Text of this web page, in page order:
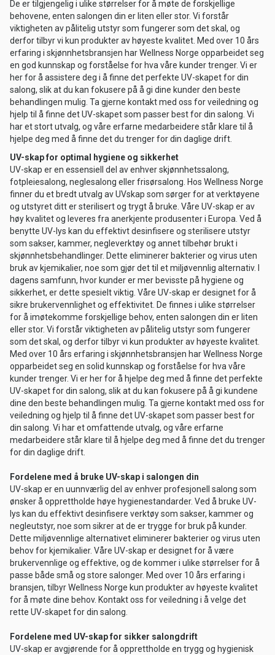
De er tilgjengelig i ulike størrelser for å møte de forskjellige
behovene, enten salongen din er liten eller stor. Vi forstår
viktigheten av pålitelig utstyr som fungerer som det skal, og
derfor tilbyr vi kun produkter av høyeste kvalitet. Med over 10 års
erfaring i skjønnhetsbransjen har Wellness Norge opparbeidet seg
en god kunnskap og forståelse for hva våre kunder trenger. Vi er
her for å assistere deg i å finne det perfekte UV-skapet for din
salong, slik at du kan fokusere på å gi dine kunder den beste
behandlingen mulig. Ta gjerne kontakt med oss for veiledning og
hjelp til å finne det UV-skapet som passer best for din salong. Vi
har et stort utvalg, og våre erfarne medarbeidere står klare til å
hjelpe deg med å finne det du trenger for din daglige drift.
UV-skap for optimal hygiene og sikkerhet
UV-skap er en essensiell del av enhver skjønnhetssalong,
fotpleiesalong, neglesalong eller frisørsalong. Hos Wellness Norge
finner du et bredt utvalg av UVskap som sørger for at verktøyene
og utstyret ditt er sterilisert og trygt å bruke. Våre UV-skap er av
høy kvalitet og leveres fra anerkjente produsenter i Europa. Ved å
benytte UV-lys kan du effektivt desinfisere og sterilisere utstyr
som sakser, kammer, negleverktøy og annet tilbehør brukt i
skjønnhetsbehandlinger. Dette eliminerer bakterier og virus uten
bruk av kjemikalier, noe som gjør det til et miljøvennlig alternativ. I
dagens samfunn, hvor kunder er mer bevisste på hygiene og
sikkerhet, er dette spesielt viktig. Våre UV-skap er designet for å
sikre brukervennlighet og effektivitet. De finnes i ulike størrelser
for å imøtekomme forskjellige behov, enten salongen din er liten
eller stor. Vi forstår viktigheten av pålitelig utstyr som fungerer
som det skal, og derfor tilbyr vi kun produkter av høyeste kvalitet.
Med over 10 års erfaring i skjønnhetsbransjen har Wellness Norge
opparbeidet seg en solid kunnskap og forståelse for hva våre
kunder trenger. Vi er her for å hjelpe deg med å finne det perfekte
UV-skapet for din salong, slik at du kan fokusere på å gi kundene
dine den beste behandlingen mulig. Ta gjerne kontakt med oss for
veiledning og hjelp til å finne det UV-skapet som passer best for
din salong. Vi har et omfattende utvalg, og våre erfarne
medarbeidere står klare til å hjelpe deg med å finne det du trenger
for din daglige drift.
Fordelene med å bruke UV-skap i salongen din
UV-skap er en uunnværlig del av enhver profesjonell salong som
ønsker å opprettholde høye hygienestandarder. Ved å bruke UV-
lys kan du effektivt desinfisere verktøy som sakser, kammer og
negleutstyr, noe som sikrer at de er trygge for bruk på kunder.
Dette miljøvennlige alternativet eliminerer bakterier og virus uten
behov for kjemikalier. Våre UV-skap er designet for å være
brukervennlige og effektive, og de kommer i ulike størrelser for å
passe både små og store salonger. Med over 10 års erfaring i
bransjen, tilbyr Wellness Norge kun produkter av høyeste kvalitet
for å møte dine behov. Kontakt oss for veiledning i å velge det
rette UV-skapet for din salong.
Fordelene med UV-skap for sikker salongdrift
UV-skap er avgjørende for å opprettholde en trygg og hygienisk